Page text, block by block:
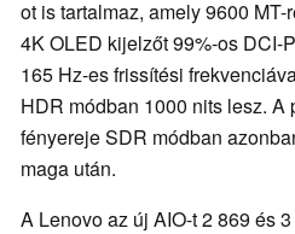
ot is tartalmaz, amely 9600
4K OLED kijelzőt 99%-os DCI-
165 Hz-es frissítési
HDR módban 1000 nits lesz. A
fényereje SDR módban
maga után.
A Lenovo az új AIO-t 2 869 és